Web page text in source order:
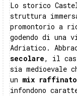
Lo storico
struttura
promontorio a
godendo di una
Adriatico.
secolare, il
sia medioevale
un mix
infondono